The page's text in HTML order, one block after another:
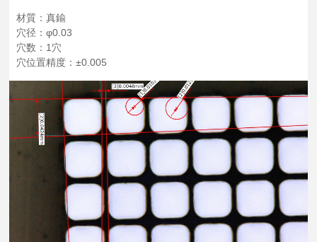
材質：真鍮
穴径：φ0.03
穴数：1穴
穴位置精度：±0.005